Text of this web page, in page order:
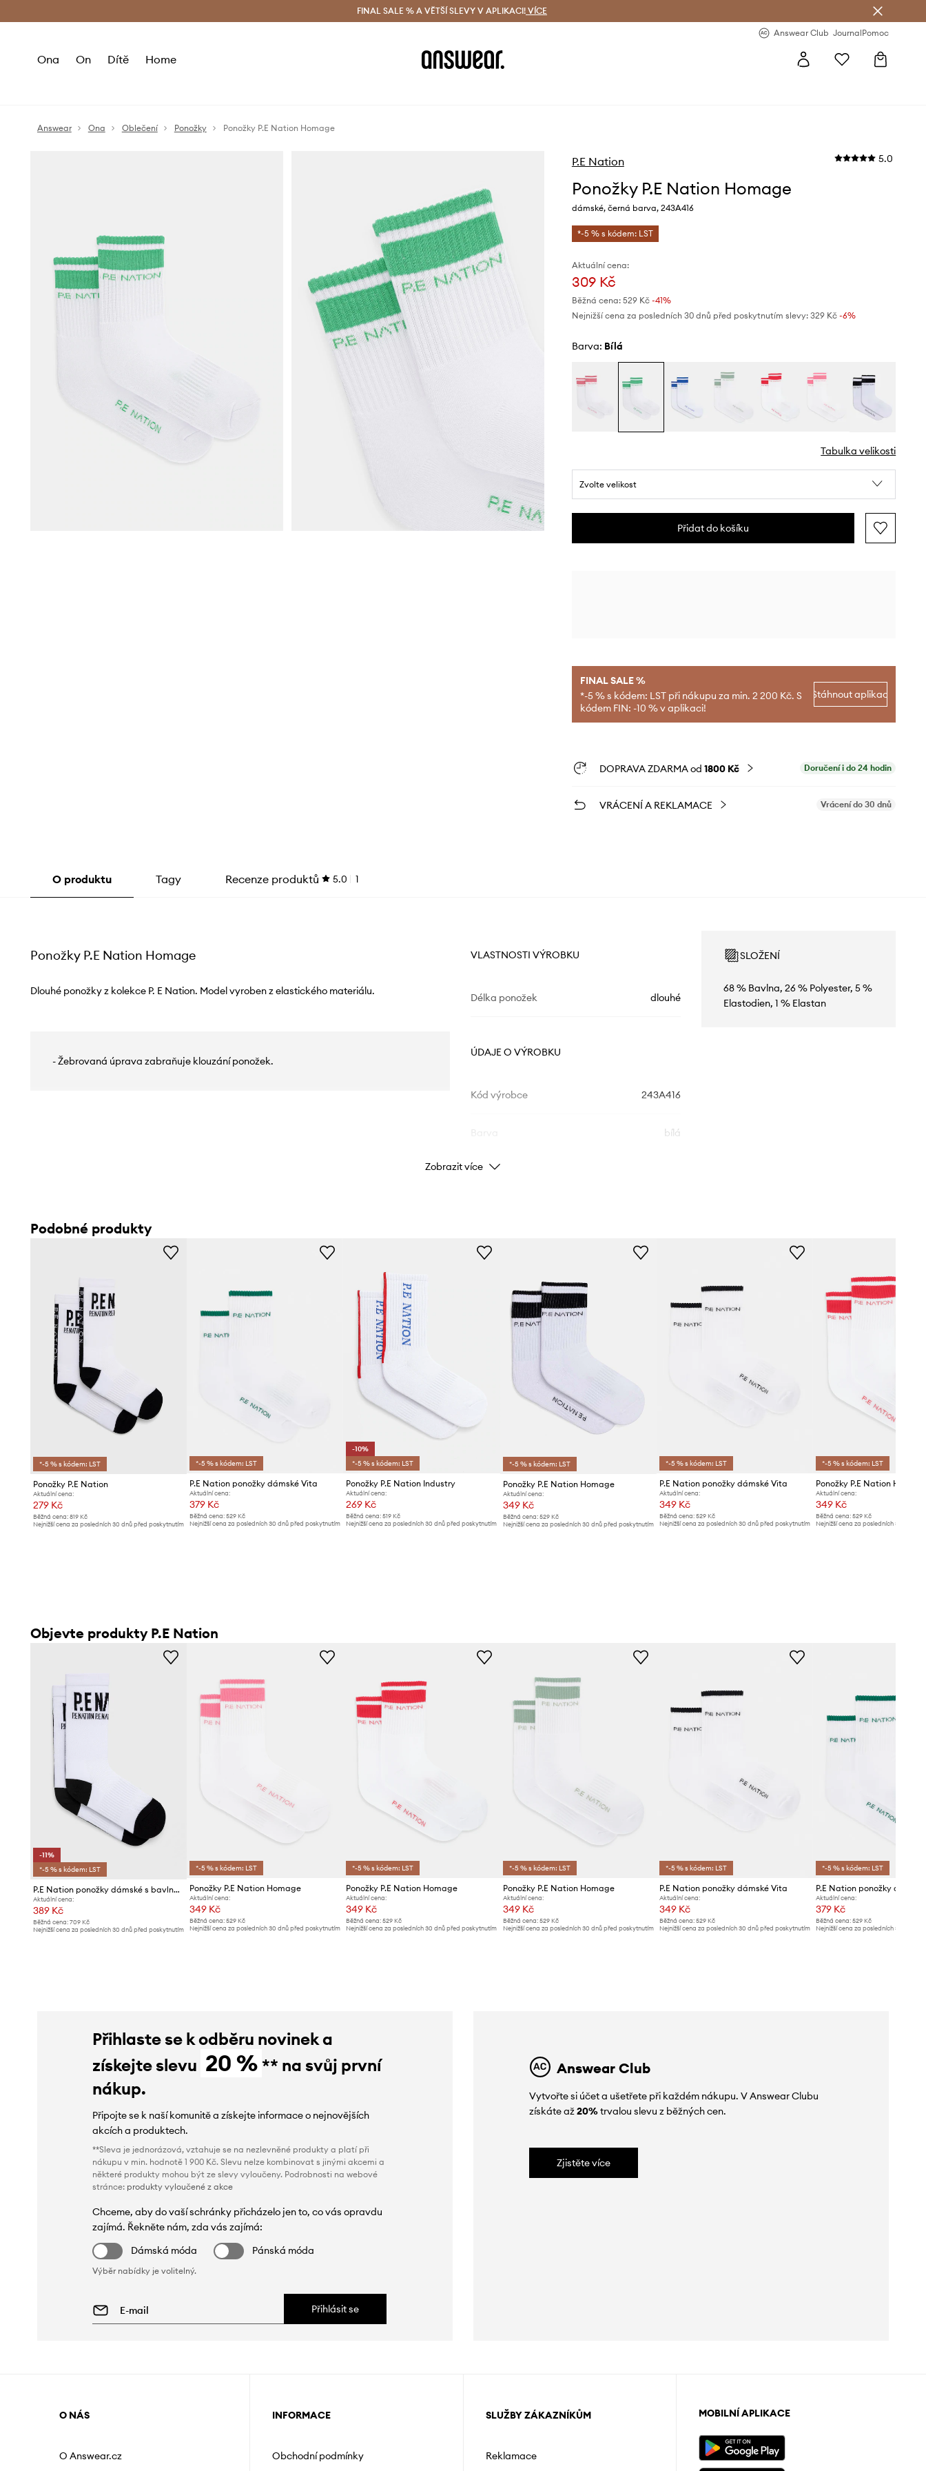
Doručení a vrácení zdarma (od 1800 Kč) Doručení i do 24 h
FINAL SALE % A VĚTŠÍ SLEVY V APLIKACI! VÍCE
Answear Club JournalPomoc
Ona On Dítě Home
Answear Ona Oblečení Ponožky Ponožky P.E Nation Homage
P.E Nation 5.0
Ponožky P.E Nation Homage
dámské, černá barva, 243A416
*-5 % s kódem: LST
Aktuální cena:
309 Kč
Běžná cena: 529 Kč-41%
Nejnižší cena za posledních 30 dnů před poskytnutím slevy: 329 Kč -6%
Barva: bílá
Tabulka velikosti
Zvolte velikost
Přidat do košíku
FINAL SALE %
*-5 % s kódem: LST při nákupu za min. 2 200 Kč. S
kódem FIN: -10 % v aplikaci!
Stáhnout aplikaci
DOPRAVA ZDARMA od 1800 Kč Doručení i do 24 hodin
VRÁCENÍ A REKLAMACE Vrácení do 30 dnů
O produktu Tagy Recenze produktů 5.0 1
Ponožky P.E Nation Homage
Dlouhé ponožky z kolekce P. E Nation. Model vyroben z elastického materiálu.
- Žebrovaná úprava zabraňuje klouzání ponožek.
VLASTNOSTI VÝROBKU
Délka ponožek dlouhé
ÚDAJE O VÝROBKU
Kód výrobce 243A416
bílá
Značka
SLOŽENÍ
68 % Bavlna, 26 % Polyester, 5 %
Elastodien, 1 % Elastan
Zobrazit více
Podobné produkty
*-5 % s kódem: LST
Ponožky P.E Nation
Aktuální cena:
279 Kč
Běžná cena: 819 Kč
Nejnižší cena za posledních 30 dnů před poskytnutím
*-5 % s kódem: LST
P.E Nation ponožky dámské Vita
Aktuální cena:
379 Kč
Běžná cena:529 Kč
Nejnižší cena za posledních 30 dnů před poskytnutím
-10%
*-5 % s kódem: LST
Ponožky P.E Nation Industry
Aktuální cena:
269 Kč
Běžná cena: 519 Kč
Nejnižší cena za posledních 30 dnů před poskytnutím
*-5 % s kódem: LST
Ponožky P.E Nation Homage
Aktuální cena:
349 Kč
Běžná cena: 529 Kč
Nejnižší cena za posledních 30 dnů před poskytnutím
*-5 % s kódem: LST
P.E Nation ponožky dámské Vita
Aktuální cena:
349 Kč
Běžná cena:529 Kč
Nejnižší cena za posledních 30 dnů před poskytnutím
*-5 % s kódem: LST
Ponožky P.E Nation
Aktuální cena:
349 Kč
Běžná cena: 529 Kč
Nejnižší cena za posledních 30 dnů
Objevte produkty P.E Nation
-11%
*-5 % s kódem: LST
P.E Nation ponožky dámské s bavlnou
Aktuální cena:
389 Kč
Běžná cena: 709 Kč
Nejnižší cena za posledních 30 dnů před poskytnutím
*-5 % s kódem: LST
Ponožky P.E Nation Homage
Aktuální cena:
349 Kč
Běžná cena:529 Kč
Nejnižší cena za posledních 30 dnů před poskytnutím
*-5 % s kódem: LST
Ponožky P.E Nation Homage
Aktuální cena:
349 Kč
Běžná cena: 529 Kč
Nejnižší cena za posledních 30 dnů před poskytnutím
*-5 % s kódem: LST
Ponožky P.E Nation Homage
Aktuální cena:
349 Kč
Běžná cena: 529 Kč
Nejnižší cena za posledních 30 dnů před poskytnutím
*-5 % s kódem: LST
P.E Nation ponožky dámské Vita
Aktuální cena:
349 Kč
Běžná cena:529 Kč
Nejnižší cena za posledních 30 dnů před poskytnutím
*-5 % s kódem: LST
P.E Nation ponožky
Aktuální cena:
379 Kč
Běžná cena: 529 Kč
Nejnižší cena za posledních 30 dnů
Přihlaste se k odběru novinek a
získejte slevu 20 % ** na svůj první
nákup.
Připojte se k naší komunitě a získejte informace o nejnovějších
akcích a produktech.
**Sleva je jednorázová, vztahuje se na nezlevněné produkty a platí při
nákupu v min. hodnotě 1 900 Kč. Slevu nelze kombinovat s jinými akcemi a
některé produkty mohou být ze slevy vyloučeny. Podrobnosti na webové
stránce: produkty vyloučené z akce
Chceme, aby do vaší schránky přicházelo jen to, co vás opravdu
zajímá. Řekněte nám, zda vás zajímá:
Dámská móda
Pánská móda
Výběr nabídky je volitelný.
Přihlásit se
Answear Club
Vytvořte si účet a ušetřete při každém nákupu. V Answear Clubu
získáte až20%trvalou slevu z běžných cen.
Zjistěte více
O NÁS
O Answear.cz
INFORMACE
Obchodní podmínky
SLUŽBY ZÁKAZNÍKŮM
Reklamace
MOBILNÍ APLIKACE